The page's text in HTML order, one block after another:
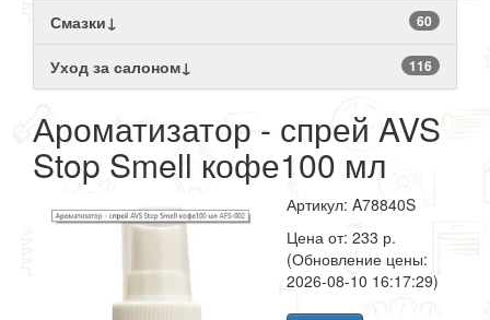
Смазки↓ 60
Уход за салоном↓ 116
Ароматизатор - спрей AVS
Stop Smell кофе100 мл
Артикул: A78840S
Цена от: 233 р.
(Обновление цены:
2026-08-10 16:17:29)